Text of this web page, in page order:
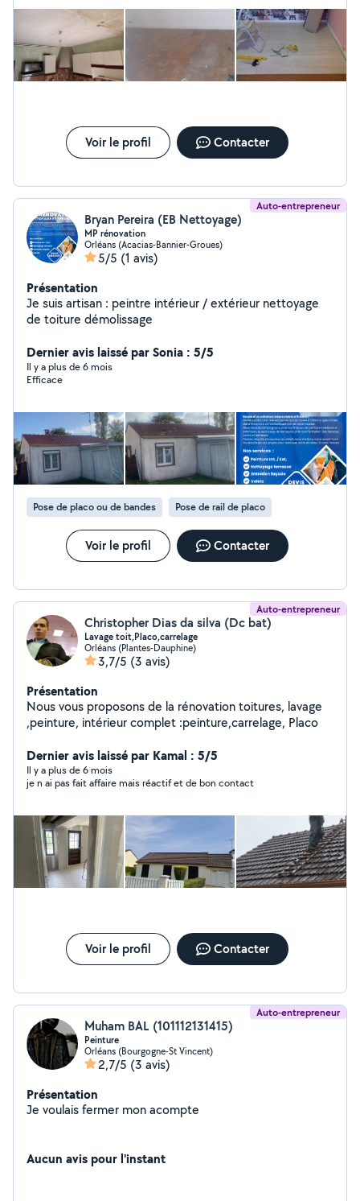
Voir le profil Contacter
Auto-entrepreneur
Bryan Pereira (EB Nettoyage)
MP rénovation
Orléans (Acacias-Bannier-Groues)
5/5 (1 avis)
Présentation
Je suis artisan : peintre intérieur / extérieur nettoyage
de toiture démolissage
Dernier avis laissé par Sonia : 5/5
Il y a plus de 6 mois
Efficace
Pose de placo ou de bandes Pose de rail de placo
Voir le profil Contacter
Auto-entrepreneur
Christopher Dias da silva (Dc bat)
Lavage toit,Placo,carrelage
Orléans (Plantes-Dauphine)
3,7/5 (3 avis)
Présentation
Nous vous proposons de la rénovation toitures, lavage
,peinture, intérieur complet :peinture,carrelage, Placo
Dernier avis laissé par Kamal : 5/5
Il y a plus de 6 mois
je n ai pas fait affaire mais réactif et de bon contact
Voir le profil Contacter
Auto-entrepreneur
Muham BAL (101112131415)
Peinture
Orléans (Bourgogne-St Vincent)
2,7/5 (3 avis)
Présentation
Je voulais fermer mon acompte
Aucun avis pour l'instant